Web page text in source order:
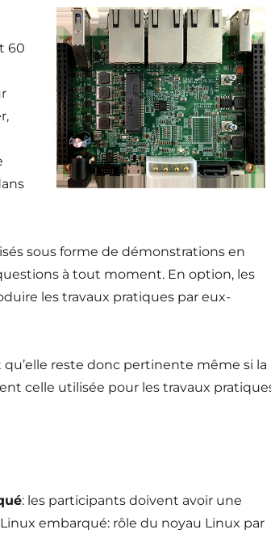
60
sous forme de démonstrations en
à tout moment. En option, les
les travaux pratiques par eux-
reste donc pertinente même si la
celle utilisée pour les travaux
: les participants doivent avoir une
embarqué: rôle du noyau Linux par